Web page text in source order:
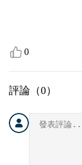
0
評論（0）